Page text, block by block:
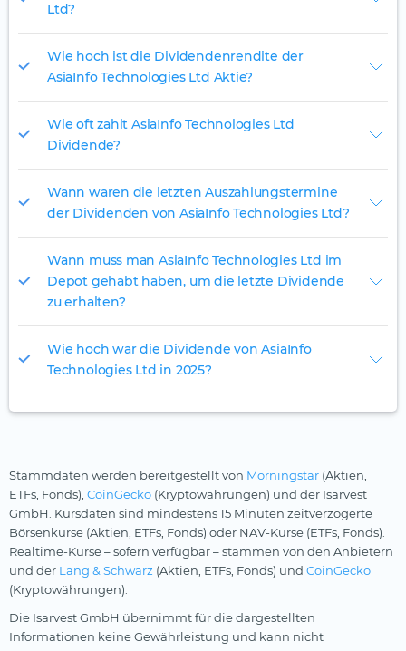
Ltd?
Wie hoch ist die Dividendenrendite der
AsiaInfo Technologies Ltd Aktie?
Wie oft zahlt AsiaInfo Technologies Ltd
Dividende?
Wann waren die letzten Auszahlungstermine
der Dividenden von AsiaInfo Technologies Ltd?
Wann muss man AsiaInfo Technologies Ltd im
Depot gehabt haben, um die letzte Dividende
zu erhalten?
Wie hoch war die Dividende von AsiaInfo
Technologies Ltd in 2025?
Stammdaten werden bereitgestellt von Morningstar (Aktien,
ETFs, Fonds), CoinGecko (Kryptowährungen) und der Isarvest
GmbH. Kursdaten sind mindestens 15 Minuten zeitverzögerte
Börsenkurse (Aktien, ETFs, Fonds) oder NAV-Kurse (ETFs, Fonds).
Realtime-Kurse – sofern verfügbar – stammen von den Anbietern
und der Lang & Schwarz (Aktien, ETFs, Fonds) und CoinGecko
(Kryptowährungen).
Die Isarvest GmbH übernimmt für die dargestellten
Informationen keine Gewährleistung und kann nicht